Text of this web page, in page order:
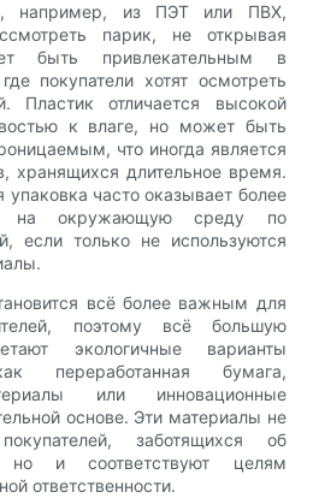
например, из ПЭТ или ПВХ,
парик, не открывая
быть привлекательным в
покупатели хотят осмотреть
Пластик отличается высокой
к влаге, но может быть
что иногда является
хранящихся длительное время.
упаковка часто оказывает более
на окружающую среду по
если только не используются
всё более важным для
поэтому всё большую
экологичные варианты
переработанная бумага,
или инновационные
основе. Эти материалы не
заботящихся об
и соответствуют целям
ответственности.